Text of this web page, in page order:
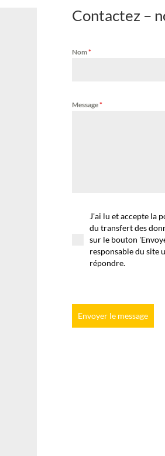
Contactez –
Nom*
Message*
J'ai lu et accepte la
du transfert des
sur le bouton
responsable du site
répondre.
Envoyer le message